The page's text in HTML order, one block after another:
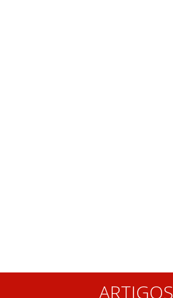
ARTIGOS